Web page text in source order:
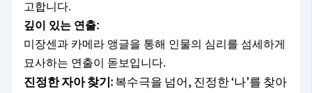
고합니다.
깊이 있는 연출:
미장센과 카메라 앵글을 통해 인물의 심리를 섬세하게
묘사하는 연출이 돋보입니다.
진정한 자아 찾기:복수극을 넘어, 진정한 ‘나’를 찾아